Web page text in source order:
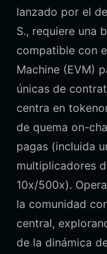
lanzado por el
S., requiere una
compatible con
Machine (EVM)
únicas de
centra en
de quema on-
pagas (incluida
multiplicadores
10x/500x).
la comunidad
central,
de la dinámica